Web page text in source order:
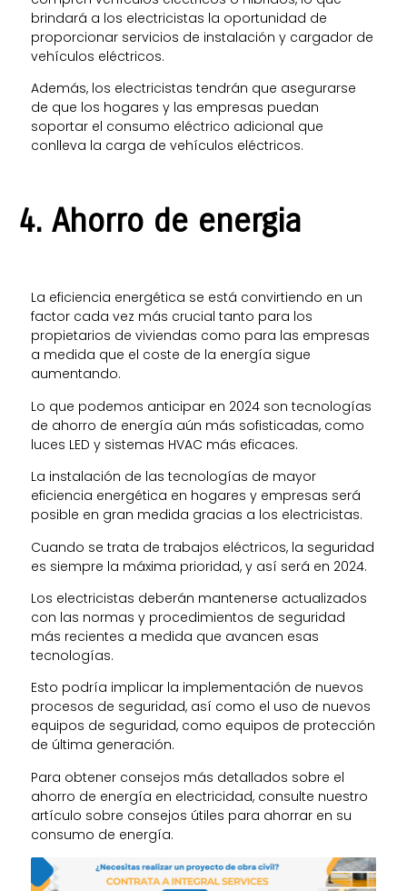
brindará a los electricistas la oportunidad de
proporcionar servicios de instalación y cargador de
vehículos eléctricos.
Además, los electricistas tendrán que asegurarse
de que los hogares y las empresas puedan
soportar el consumo eléctrico adicional que
conlleva la carga de vehículos eléctricos.
4. Ahorro de energia
La eficiencia energética se está convirtiendo en un
factor cada vez más crucial tanto para los
propietarios de viviendas como para las empresas
a medida que el coste de la energía sigue
aumentando.
Lo que podemos anticipar en 2024 son tecnologías
de ahorro de energía aún más sofisticadas, como
luces LED y sistemas HVAC más eficaces.
La instalación de las tecnologías de mayor
eficiencia energética en hogares y empresas será
posible en gran medida gracias a los electricistas.
Cuando se trata de trabajos eléctricos, la seguridad
es siempre la máxima prioridad, y así será en 2024.
Los electricistas deberán mantenerse actualizados
con las normas y procedimientos de seguridad
más recientes a medida que avancen esas
tecnologías.
Esto podría implicar la implementación de nuevos
procesos de seguridad, así como el uso de nuevos
equipos de seguridad, como equipos de protección
de última generación.
Para obtener consejos más detallados sobre el
ahorro de energía en electricidad, consulte nuestro
artículo sobre consejos útiles para ahorrar en su
consumo de energía.